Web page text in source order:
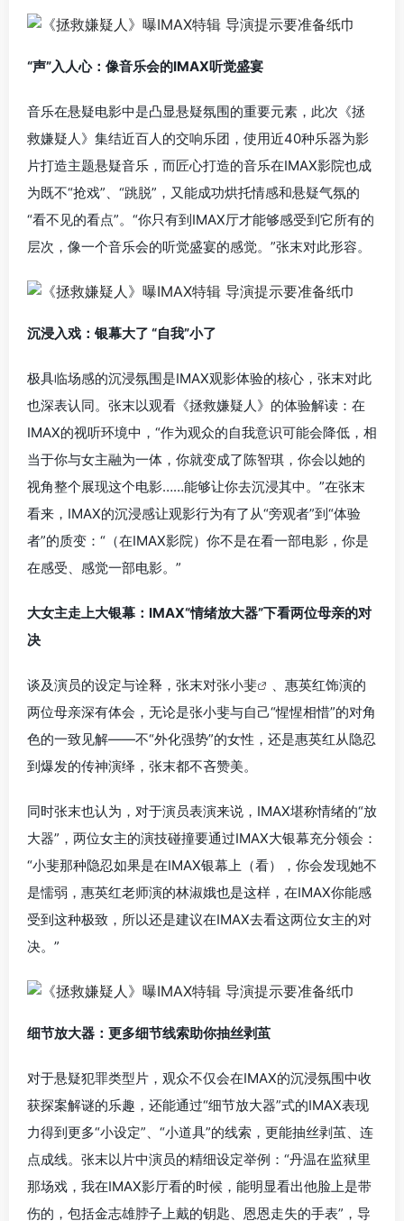
“声”入人心：像音乐会的IMAX听觉盛宴
音乐在悬疑电影中是凸显悬疑氛围的重要元素，此次《拯
救嫌疑人》集结近百人的交响乐团，使用近40种乐器为影
片打造主题悬疑音乐，而匠心打造的音乐在IMAX影院也成
为既不“抢戏”、“跳脱”，又能成功烘托情感和悬疑气氛的
“看不见的看点”。“你只有到IMAX厅才能够感受到它所有的
层次，像一个音乐会的听觉盛宴的感觉。”张末对此形容。
沉浸入戏：银幕大了 “自我”小了
极具临场感的沉浸氛围是IMAX观影体验的核心，张末对此
也深表认同。张末以观看《拯救嫌疑人》的体验解读：在
IMAX的视听环境中，“作为观众的自我意识可能会降低，相
当于你与女主融为一体，你就变成了陈智琪，你会以她的
视角整个展现这个电影……能够让你去沉浸其中。”在张末
看来，IMAX的沉浸感让观影行为有了从“旁观者”到“体验
者”的质变：“（在IMAX影院）你不是在看一部电影，你是
在感受、感觉一部电影。”
大女主走上大银幕：IMAX“情绪放大器”下看两位母亲的对
决
谈及演员的设定与诠释，张末对张小斐
、惠英红饰演的
两位母亲深有体会，无论是张小斐与自己“惺惺相惜”的对角
色的一致见解——不“外化强势”的女性，还是惠英红从隐忍
到爆发的传神演绎，张末都不吝赞美。
同时张末也认为，对于演员表演来说，IMAX堪称情绪的“放
大器”，两位女主的演技碰撞要通过IMAX大银幕充分领会：
“小斐那种隐忍如果是在IMAX银幕上（看），你会发现她不
是懦弱，惠英红老师演的林淑娥也是这样，在IMAX你能感
受到这种极致，所以还是建议在IMAX去看这两位女主的对
决。”
细节放大器：更多细节线索助你抽丝剥茧
对于悬疑犯罪类型片，观众不仅会在IMAX的沉浸氛围中收
获探案解谜的乐趣，还能通过“细节放大器”式的IMAX表现
力得到更多“小设定”、“小道具”的线索，更能抽丝剥茧、连
点成线。张末以片中演员的精细设定举例：“丹温在监狱里
那场戏，我在IMAX影厅看的时候，能明显看出他脸上是带
伤的，包括金志雄脖子上戴的钥匙、恩恩走失的手表”，导